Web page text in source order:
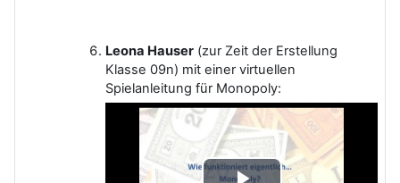
Leona Hauser (zur Zeit der Erstellung
Klasse 09n) mit einer virtuellen
Spielanleitung für Monopoly: